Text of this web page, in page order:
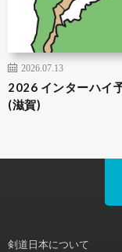
2026.07.13
2026 インターハイ
(滋賀)
剣道日本について